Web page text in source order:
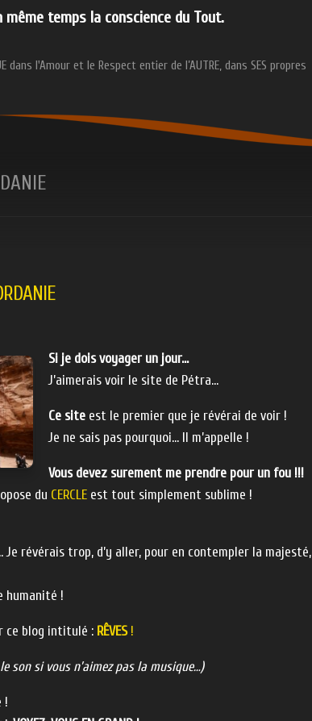
même temps la conscience du Tout.
l'Amour et le Respect entier de l’AUTRE, dans SES propres
Si je dois voyager un jour…
J’aimerais voir le site de Pétra…
Ce site est le premier que je révérai de voir !
Je ne sais pas pourquoi… Il m’appelle !
Vous devez surement me prendre pour un fou !!!
du CERCLE est tout simplement sublime !
révérais trop, d’y aller, pour en contempler la majesté,
humanité !
ce blog intitulé : RÊVES!
le son si vous n’aimez pas la musique…)
!